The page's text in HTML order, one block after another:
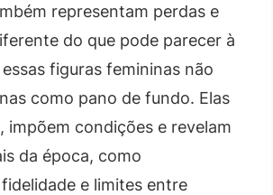
representam perdas e
do que pode parecer à
figuras femininas não
como pano de fundo. Elas
impõem condições e revelam
da época, como
e limites entre